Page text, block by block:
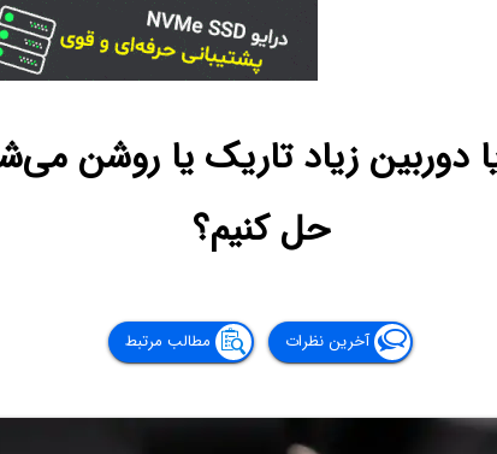
زیاد تاریک یا روشن
حل کنیم؟
آخرین نظرات مطالب مرتبط